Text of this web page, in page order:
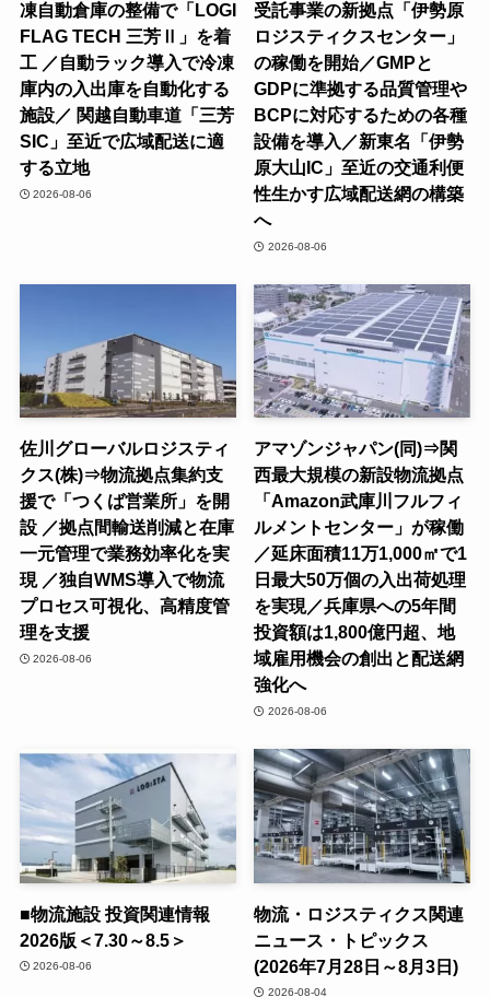
凍自動倉庫の整備で「LOGI
FLAG TECH 三芳Ⅱ」を着
工 ／自動ラック導入で冷凍
庫内の入出庫を自動化する
施設／ 関越自動車道「三芳
SIC」至近で広域配送に適
する立地
2026-08-06
受託事業の新拠点「伊勢原
ロジスティクスセンター」
の稼働を開始／GMPと
GDPに準拠する品質管理や
BCPに対応するための各種
設備を導入／新東名「伊勢
原大山IC」至近の交通利便
性生かす広域配送網の構築
へ
2026-08-06
佐川グローバルロジスティ
クス(株)⇒物流拠点集約支
援で「つくば営業所」を開
設 ／拠点間輸送削減と在庫
一元管理で業務効率化を実
現 ／独自WMS導入で物流
プロセス可視化、高精度管
理を支援
2026-08-06
アマゾンジャパン(同)⇒関
西最大規模の新設物流拠点
「Amazon武庫川フルフィ
ルメントセンター」が稼働
／延床面積11万1,000㎡で1
日最大50万個の入出荷処理
を実現／兵庫県への5年間
投資額は1,800億円超、地
域雇用機会の創出と配送網
強化へ
2026-08-06
■物流施設 投資関連情報
2026版＜7.30～8.5＞
2026-08-06
物流・ロジスティクス関連
ニュース・トピックス
(2026年7月28日～8月3日)
2026-08-04